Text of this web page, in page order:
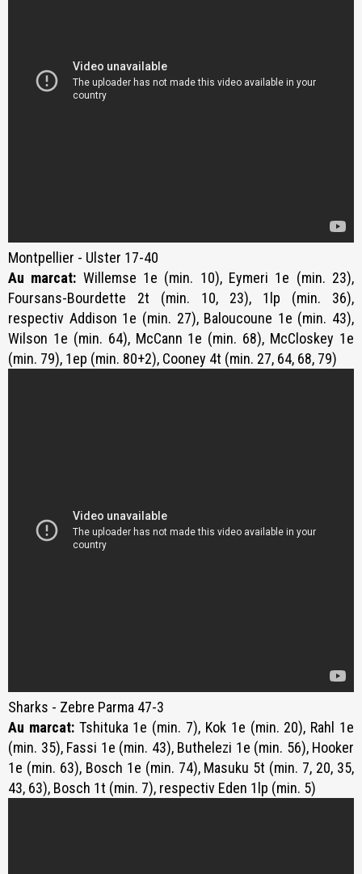
Montpellier - Ulster 17-40
Au marcat: Willemse 1e (min. 10), Eymeri 1e (min. 23),
Foursans-Bourdette 2t (min. 10, 23), 1lp (min. 36),
respectiv Addison 1e (min. 27), Baloucoune 1e (min. 43),
Wilson 1e (min. 64), McCann 1e (min. 68), McCloskey 1e
(min. 79), 1ep (min. 80+2), Cooney 4t (min. 27, 64, 68, 79)
Sharks - Zebre Parma 47-3
Au marcat: Tshituka 1e (min. 7), Kok 1e (min. 20), Rahl 1e
(min. 35), Fassi 1e (min. 43), Buthelezi 1e (min. 56), Hooker
1e (min. 63), Bosch 1e (min. 74), Masuku 5t (min. 7, 20, 35,
43, 63), Bosch 1t (min. 7), respectiv Eden 1lp (min. 5)